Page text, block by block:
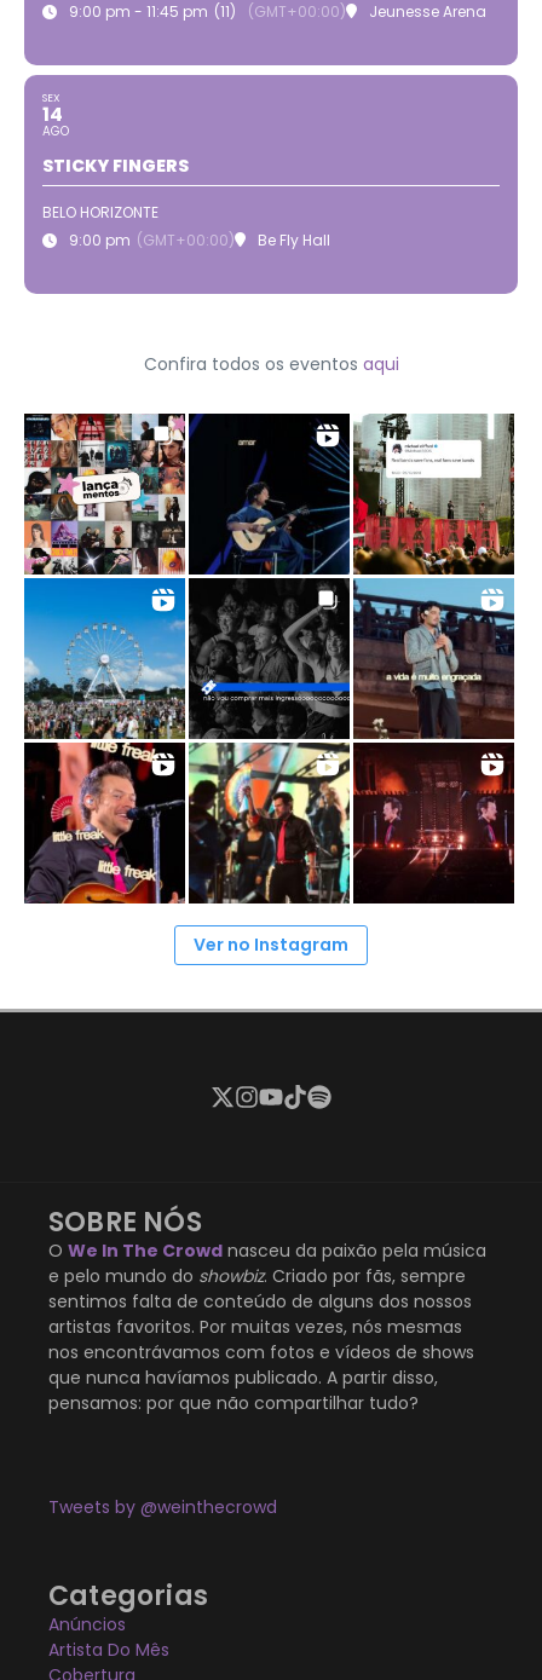
9:00 pm - 11:45 pm (11) (GMT+00:00) Jeunesse Arena
SEX
14
AGO
STICKY FINGERS
BELO HORIZONTE
9:00 pm (GMT+00:00) Be Fly Hall
Confira todos os eventos aqui
Ver no Instagram
SOBRE NÓS
O We In The Crowd nasceu da paixão pela música
e pelo mundo do showbiz. Criado por fãs, sempre
sentimos falta de conteúdo de alguns dos nossos
artistas favoritos. Por muitas vezes, nós mesmas
nos encontrávamos com fotos e vídeos de shows
que nunca havíamos publicado. A partir disso,
pensamos: por que não compartilhar tudo?
Tweets by @weinthecrowd
Categorias
Anúncios
Artista Do Mês
Cobertura